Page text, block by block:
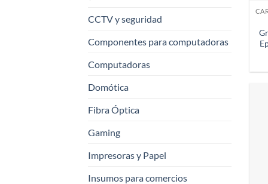
CCTV y seguridad
Componentes para computadoras
Computadoras
Domótica
Fibra Óptica
Gaming
Impresoras y Papel
Insumos para comercios